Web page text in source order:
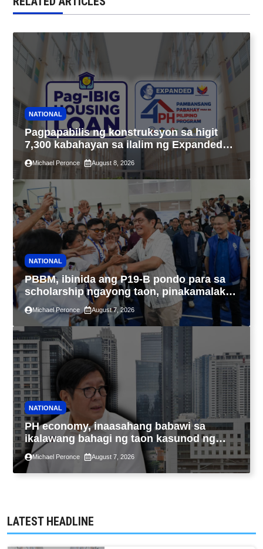
NATIONAL
Pagpapabilis ng konstruksyon sa higit
7,300 kabahayan sa ilalim ng Expanded
4PH, posible na sa pagtutulungan ng Pag-
IBIG at P.A. Alvarez
Michael Peronce August 8, 2026
NATIONAL
PBBM, ibinida ang P19-B pondo para sa
scholarship ngayong taon, pinakamalaki
sa kasaysayan ng TESDA
Michael Peronce August 7, 2026
NATIONAL
PH economy, inaasahang babawi sa
ikalawang bahagi ng taon kasunod ng
2.3% GDP dulot ng Middle East war,
pagkaantala ng public construction
Michael Peronce August 7, 2026
LATEST HEADLINE